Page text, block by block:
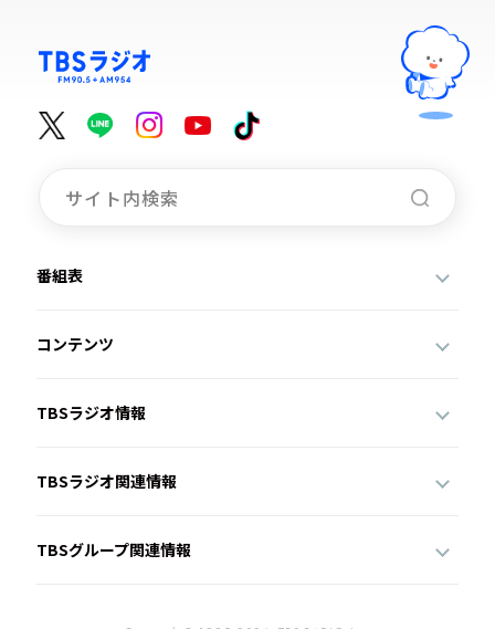
番組表
コンテンツ
TBSラジオ情報
TBSラジオ関連情報
TBSグループ関連情報